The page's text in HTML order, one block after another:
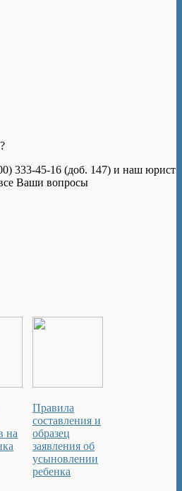
333-45-16 (доб. 147) и наш юрист
Ваши вопросы
на
Правила
составления и
образец
заявления об
усыновлении
ребенка